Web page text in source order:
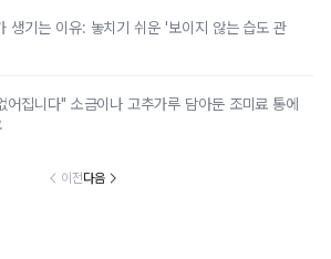
생기는 이유: 놓치기 쉬운 '보이지 않는 습도 관
집니다" 소금이나 고추가루 담아둔 조미료 통에
이전다음